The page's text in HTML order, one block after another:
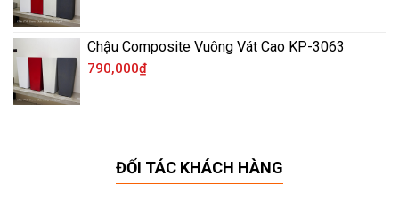
Chậu Composite Vuông Vát Cao KP-3063
790,000₫
ĐỐI TÁC KHÁCH HÀNG